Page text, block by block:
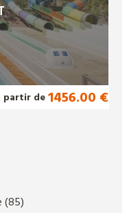
partir de1456.00 €
(85)